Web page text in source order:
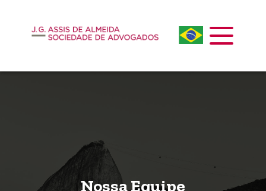
Nossa Equipe